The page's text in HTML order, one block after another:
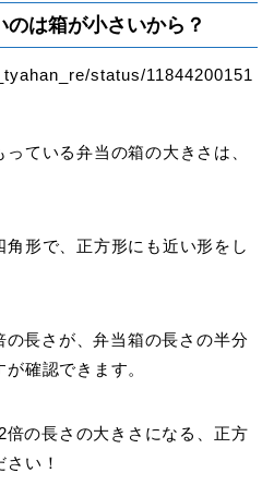
は箱が小さいから？
status/11844200151
ている弁当の箱の大きさは、
形で、正方形にも近い形をし
長さが、弁当箱の長さの半分
確認できます。
の長さの大きさになる、正方
い！